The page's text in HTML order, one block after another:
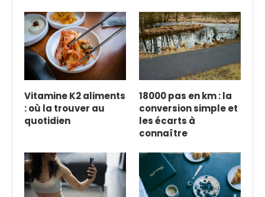
Vitamine K2 aliments
: où la trouver au
quotidien
18000 pas en km : la
conversion simple et
les écarts à
connaître